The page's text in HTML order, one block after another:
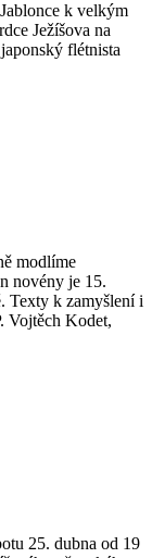
k velkým
Ježíšova na
flétnista
modlíme
novény je 15.
Texty k zamyšlení i
Vojtěch Kodet,
25. dubna od 19